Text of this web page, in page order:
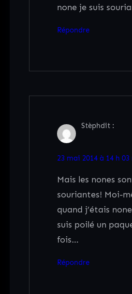
none je suis
Répondre
Stèphdit :
23 mai 2014 à 14 h
Mais les nones
souriantes! Moi-
quand j’étais
suis poilé un
fois…
Répondre